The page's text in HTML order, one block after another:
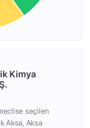
Kimya
seçilen
Aksa, Aksa